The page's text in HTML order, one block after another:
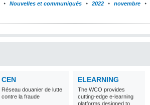
Nouvelles et communiqués 2022 novembre
CEN
Réseau douanier de lutte
contre la fraude
ELEARNING
The WCO provides
cutting-edge e-learning
platforms designed to